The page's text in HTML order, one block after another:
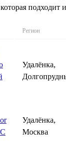
подходит
Регион
Удалёнка,
Удалёнка,
Москва